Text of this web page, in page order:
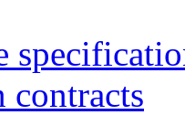
contracts